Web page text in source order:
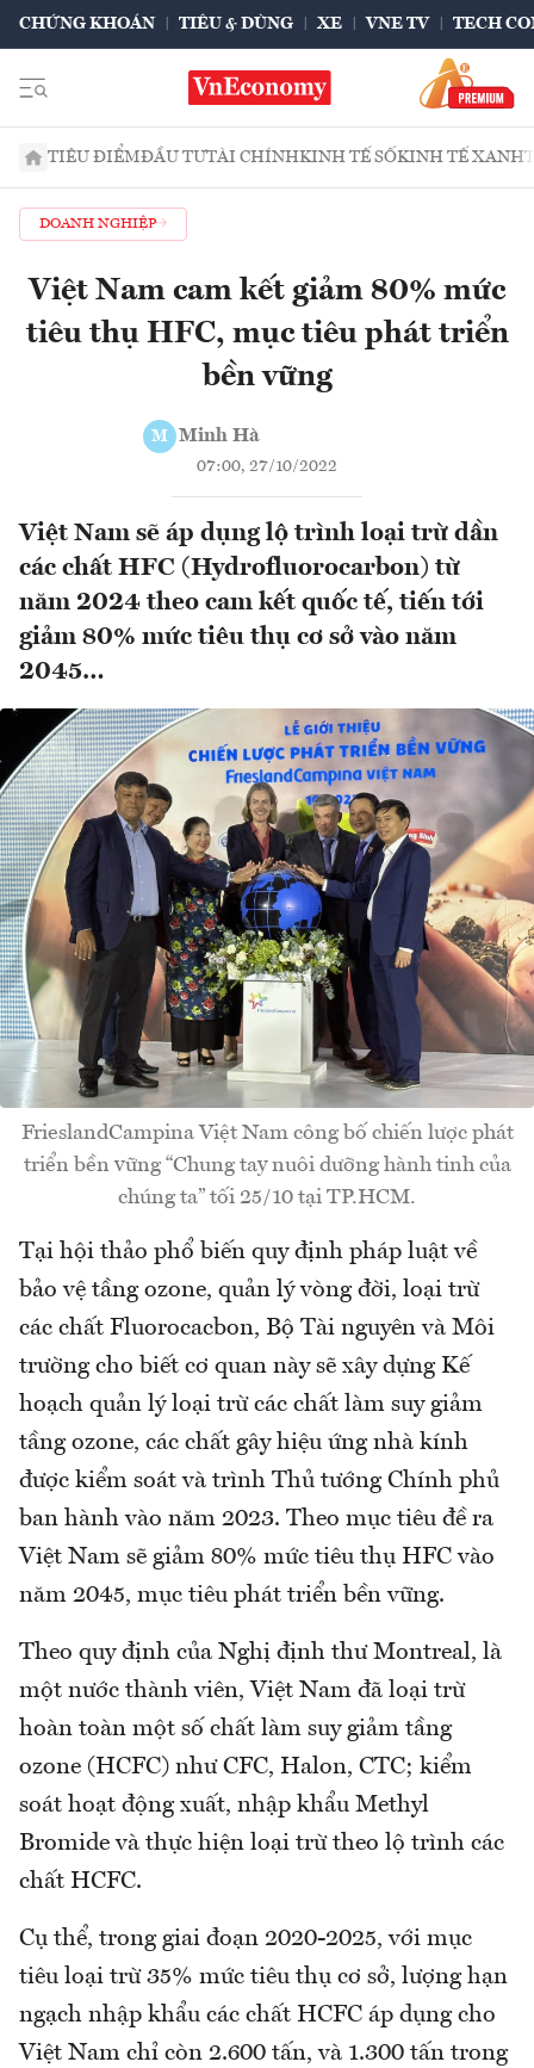
CHỨNG KHOÁN TIÊU & DÙNG XE VNE TV TECH
TIÊU ĐIỂMĐẦU TƯTÀI CHÍNHKINH TẾ SỐKINH TẾ XANH
DOANH NGHIỆP
Việt Nam cam kết giảm 80% mức
tiêu thụ HFC, mục tiêu phát triển
bền vững
M Minh Hà
07:00, 27/10/2022
Việt Nam sẽ áp dụng lộ trình loại trừ dần
các chất HFC (Hydrofluorocarbon) từ
năm 2024 theo cam kết quốc tế, tiến tới
giảm 80% mức tiêu thụ cơ sở vào năm
2045…
FrieslandCampina Việt Nam công bố chiến lược phát
triển bền vững “Chung tay nuôi dưỡng hành tinh của
chúng ta” tối 25/10 tại TP.HCM.
Tại hội thảo phổ biến quy định pháp luật về
bảo vệ tầng ozone, quản lý vòng đời, loại trừ
các chất Fluorocacbon, Bộ Tài nguyên và Môi
trường cho biết cơ quan này sẽ xây dựng Kế
hoạch quản lý loại trừ các chất làm suy giảm
tầng ozone, các chất gây hiệu ứng nhà kính
được kiểm soát và trình Thủ tướng Chính phủ
ban hành vào năm 2023. Theo mục tiêu đề ra
Việt Nam sẽ giảm 80% mức tiêu thụ HFC vào
năm 2045, mục tiêu phát triển bền vững.
Theo quy định của Nghị định thư Montreal, là
một nước thành viên, Việt Nam đã loại trừ
hoàn toàn một số chất làm suy giảm tầng
ozone (HCFC) như CFC, Halon, CTC; kiểm
soát hoạt động xuất, nhập khẩu Methyl
Bromide và thực hiện loại trừ theo lộ trình các
chất HCFC.
Cụ thể, trong giai đoạn 2020-2025, với mục
tiêu loại trừ 35% mức tiêu thụ cơ sở, lượng hạn
ngạch nhập khẩu các chất HCFC áp dụng cho
Việt Nam chỉ còn 2.600 tấn, và 1.300 tấn trong